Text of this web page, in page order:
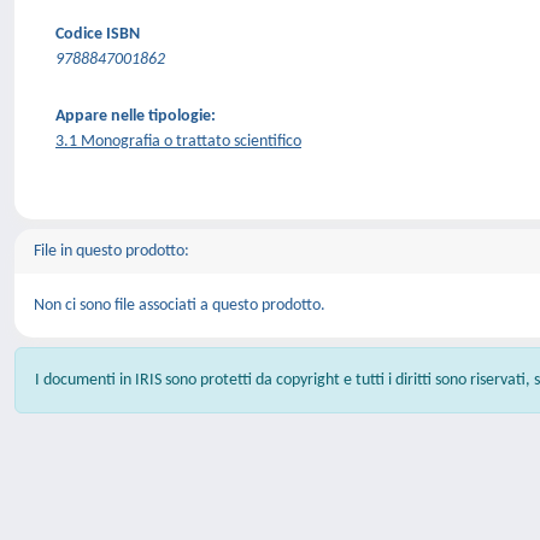
Codice ISBN
9788847001862
Appare nelle tipologie:
3.1 Monografia o trattato scientifico
File in questo prodotto:
Non ci sono file associati a questo prodotto.
I documenti in IRIS sono protetti da copyright e tutti i diritti sono riservati,